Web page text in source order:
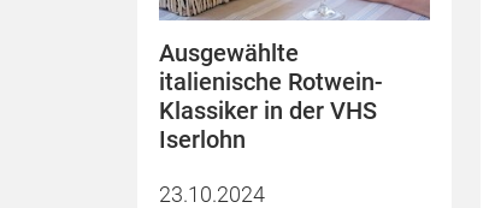
Ausgewählte
italienische Rotwein-
Klassiker in der VHS
Iserlohn
23.10.2024